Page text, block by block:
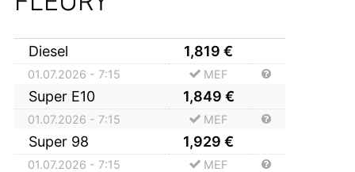
Diesel 1,819 €
01.07.2026 - 7:15 MEF
Super E10 1,849 €
01.07.2026 - 7:15 MEF
Super 98 1,929 €
01.07.2026 - 7:15 MEF